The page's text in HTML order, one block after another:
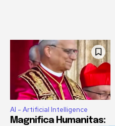
AI - Artificial Intelligence
Magnifica Humanitas: